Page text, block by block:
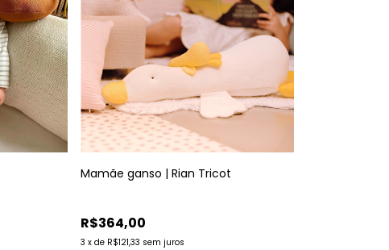
Mamãe ganso | Rian Tricot
R$364,00
3 x de R$121,33 sem juros